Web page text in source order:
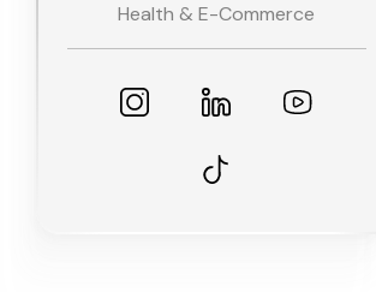
Health & E-Commerce